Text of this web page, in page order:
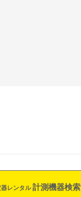
レンタル 計測機器検索